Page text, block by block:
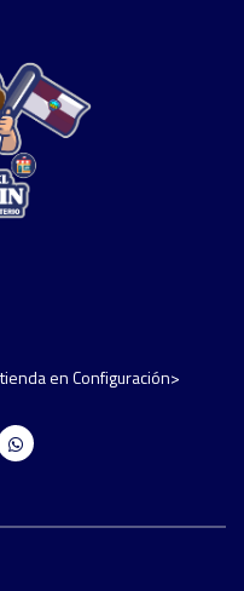
en Configuración>